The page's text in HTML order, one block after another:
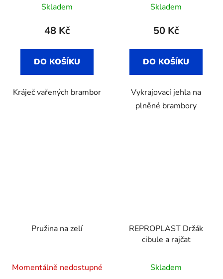
Skladem
48 Kč
DO KOŠÍKU
Kráječ vařených brambor
Skladem
50 Kč
DO KOŠÍKU
Vykrajovací jehla na
plněné brambory
Pružina na zelí
Momentálně nedostupné
REPROPLAST Držák
cibule a rajčat
Skladem